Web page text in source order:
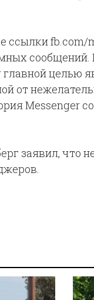
ссылки
сообщений.
целью
от
Messenger
заявил, что